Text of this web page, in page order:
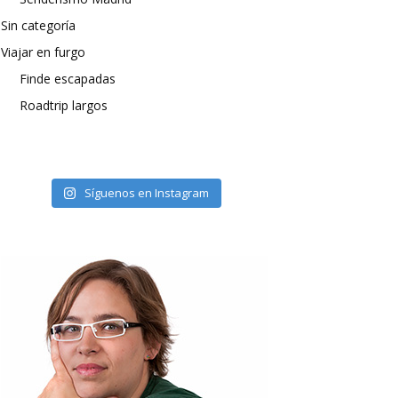
Sin categoría
Viajar en furgo
Finde escapadas
Roadtrip largos
Síguenos en Instagram